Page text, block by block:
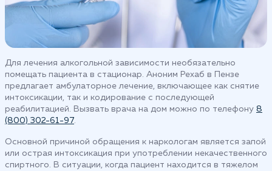
Для лечения алкогольной зависимости необязательно
помещать пациента в стационар. Аноним Рехаб в Пензе
предлагает амбулаторное лечение, включающее как снятие
интоксикации, так и кодирование с последующей
реабилитацией. Вызвать врача на дом можно по телефону 8
(800) 302-61-97.
Основной причиной обращения к наркологам является запой
или острая интоксикация при употреблении некачественного
спиртного. В ситуации, когда пациент находится в тяжелом